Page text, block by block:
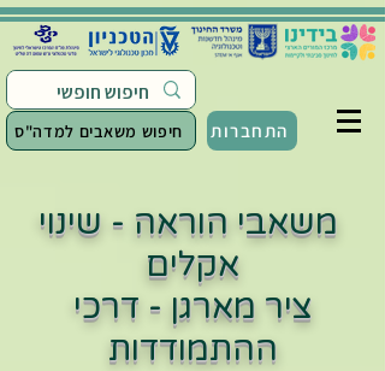
חיפוש משאבים למדה"ס התחברות
משאבי הוראה - שינוי
אקלים
ציר מארגן - דרכי
ההתמודדות